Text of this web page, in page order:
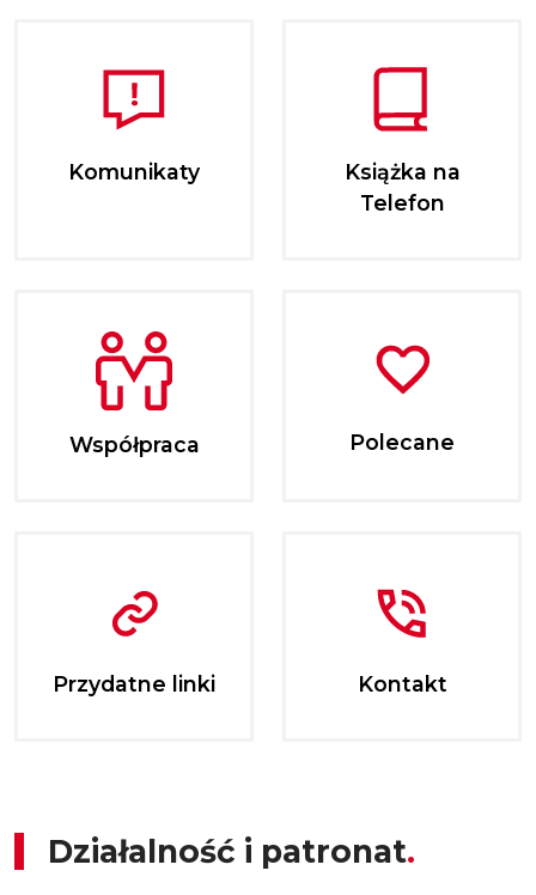
Komunikaty
Książka na
Telefon
Współpraca Polecane
Przydatne linki Kontakt
Działalność i patronat